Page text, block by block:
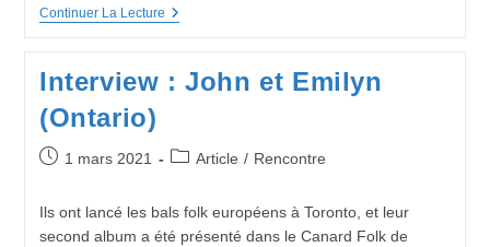
Continuer La LectureLa
Interview : John et Emilyn
(Ontario)
Publication
1 mars 2021
PostArticle / Rencontre
Ils ont lancé les bals folk européens à Toronto, et leur
second album a été présenté dans le Canard Folk de